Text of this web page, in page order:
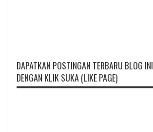
DAPATKAN POSTINGAN TERBARU BLOG INI
DENGAN KLIK SUKA (LIKE PAGE)